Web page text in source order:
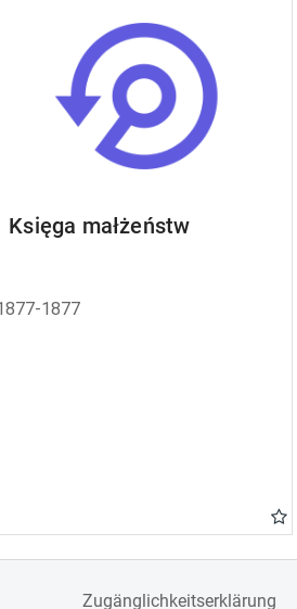
Księga małżeństw
1877
Zugänglichkeitserklärung